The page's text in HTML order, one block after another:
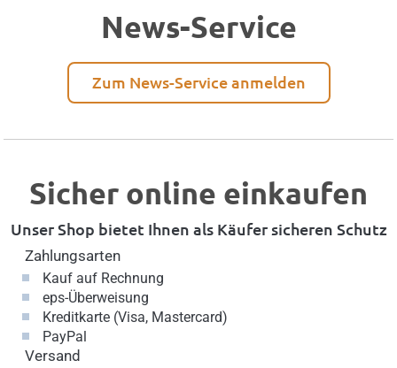
News-Service
Zum News-Service anmelden
Sicher online einkaufen
Unser Shop bietet Ihnen als Käufer sicheren Schutz
Zahlungsarten
Kauf auf Rechnung
eps-Überweisung
Kreditkarte (Visa, Mastercard)
PayPal
Versand